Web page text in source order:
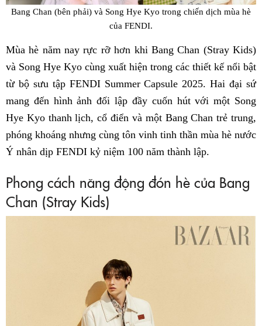
Bang Chan (bên phải) và Song Hye Kyo trong chiến dịch mùa hè
của FENDI.
Mùa hè năm nay rực rỡ hơn khi Bang Chan (Stray Kids)
và Song Hye Kyo cùng xuất hiện trong các thiết kế nổi bật
từ bộ sưu tập FENDI Summer Capsule 2025. Hai đại sứ
mang đến hình ảnh đối lập đầy cuốn hút với một Song
Hye Kyo thanh lịch, cổ điển và một Bang Chan trẻ trung,
phóng khoáng nhưng cùng tôn vinh tinh thần mùa hè nước
Ý nhân dịp FENDI kỷ niệm 100 năm thành lập.
Phong cách năng động đón hè của Bang
Chan (Stray Kids)